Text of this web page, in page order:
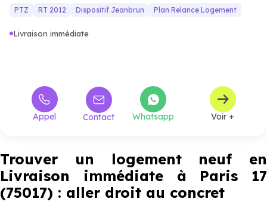
Cœur et la Tour Eiffel.
des services, ce programme est idéal pour ceux qui
recherchent un habitat neuf alliant prestige, confort et
PTZ RT 2012 Dispositif Jeanbrun Plan Relance Logement
Livraison immédiate
Appel Contact Whatsapp Voir +
Trouver un logement neuf en
Livraison immédiate à Paris 17
(75017) : aller droit au concret